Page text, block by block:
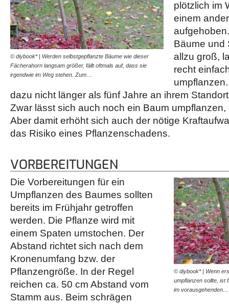
© diybook* | Werden selbstgepflanzte Bäume wie dieser
Fächerahorn langsam größer, fällt oftmals auf, dass sie
irgendwie im Weg stehen. Zum…
plötzlich im
einem
Bäume und
allzu groß,
recht
dazu nicht länger als fünf Jahre an ihrem
Zwar lässt sich auch noch ein Baum
Aber damit erhöht sich auch der nötige
das Risiko eines Pflanzenschadens.
VORBEREITUNGEN
© diybook* | Wenn
umpflanzen sollte, ist
im vorausgehenden…
Die Vorbereitungen für ein
Umpflanzen des Baumes sollten
bereits im Frühjahr getroffen
werden. Die Pflanze wird mit
einem Spaten umstochen. Der
Abstand richtet sich nach dem
Kronenumfang bzw. der
Pflanzengröße. In der Regel
reichen ca. 50 cm Abstand vom
Stamm aus. Beim schrägen